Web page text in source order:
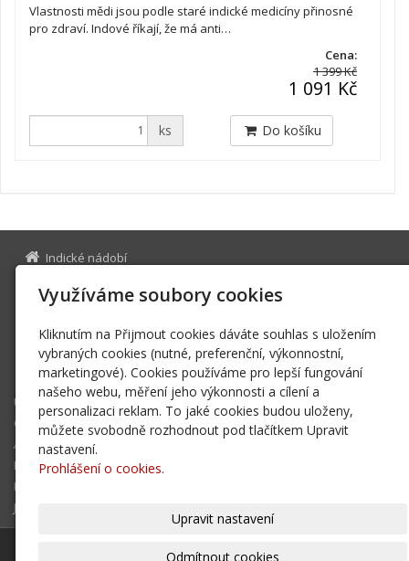
Vlastnosti mědi jsou podle staré indické medicíny přinosné
pro zdraví. Indové říkají, že má anti…
Cena:
1 399 Kč
1 091 Kč
ks Do košíku
Indické nádobí
150 00 Praha 5
indickenadobi@gmail.com
+420 776 227 854
Úvodní stránka
O nás
Aktuality
E-shop
Kontakt
Jak nakupovat
Indické nádobí |Mapa webu
Využíváme soubory cookies
Kliknutím na Přijmout cookies dáváte souhlas s uložením
vybraných cookies (nutné, preferenční, výkonnostní,
marketingové). Cookies používáme pro lepší fungování
našeho webu, měření jeho výkonnosti a cílení a
personalizaci reklam. To jaké cookies budou uloženy,
můžete svobodně rozhodnout pod tlačítkem Upravit
nastavení.
Prohlášení o cookies.
Upravit nastavení
Odmítnout cookies